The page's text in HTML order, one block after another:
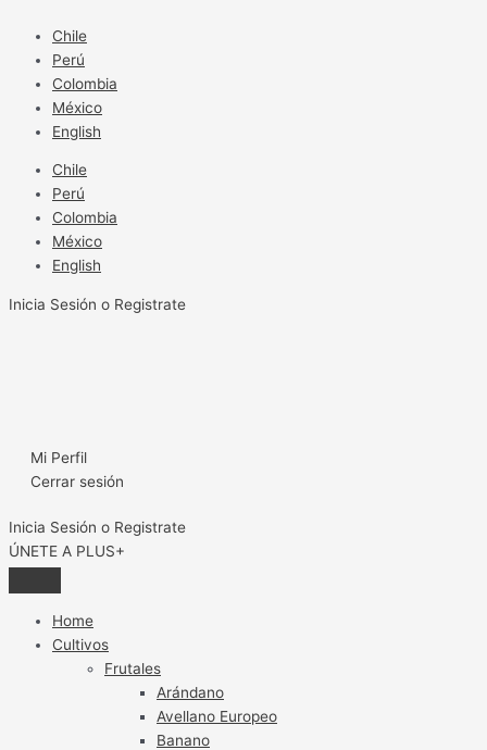
contenido
Chile
Perú
Colombia
México
English
Chile
Perú
Colombia
México
English
Inicia Sesión o Registrate
Mi Perfil
Cerrar sesión
Inicia Sesión o Registrate
ÚNETE A PLUS+
Home
Cultivos
Frutales
Arándano
Avellano Europeo
Banano